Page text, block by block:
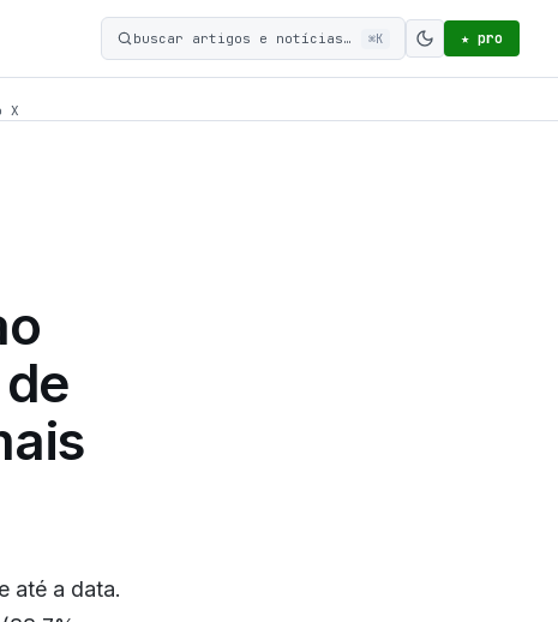
buscar artigos e notícias… ⌘K
Ativar modo
★ pro
X
até a data.